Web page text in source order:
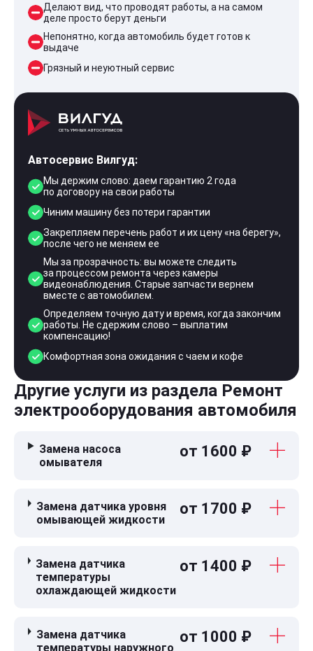
Делают вид, что проводят работы, а на самом
деле просто берут деньги
Непонятно, когда автомобиль будет готов к
выдаче
Грязный и неуютный сервис
Автосервис Вилгуд:
Мы держим слово: даем гарантию 2 года
по договору на свои работы
Чиним машину без потери гарантии
Закрепляем перечень работ и их цену «на берегу»,
после чего не меняем ее
Мы за прозрачность: вы можете следить
за процессом ремонта через камеры
видеонаблюдения. Старые запчасти вернем
вместе с автомобилем.
Определяем точную дату и время, когда закончим
работы. Не сдержим слово – выплатим
компенсацию!
Комфортная зона ожидания с чаем и кофе
Другие услуги из раздела Ремонт
электрооборудования автомобиля
Замена насоса
омывателя
от 1600 ₽
Замена датчика уровня
омывающей жидкости
от 1700 ₽
Замена датчика
температуры
охлаждающей жидкости
от 1400 ₽
Замена датчика
температуры наружного
от 1000 ₽